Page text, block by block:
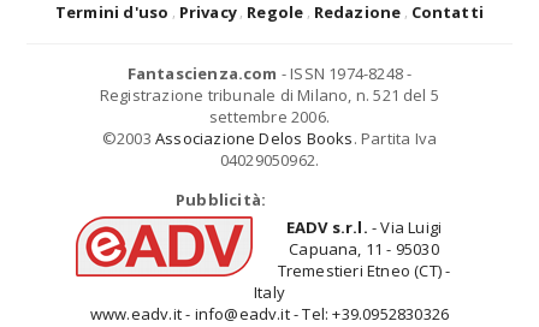
Termini d'uso Privacy Regole Redazione Contatti
Fantascienza.com - ISSN 1974-8248 -
Registrazione tribunale di Milano, n. 521 del 5
settembre 2006.
©2003 Associazione Delos Books. Partita Iva
04029050962.
Pubblicità:
EADV s.r.l. - Via Luigi
Capuana, 11 - 95030
Tremestieri Etneo (CT) -
Italy
www.eadv.it - info@eadv.it - Tel: +39.0952830326